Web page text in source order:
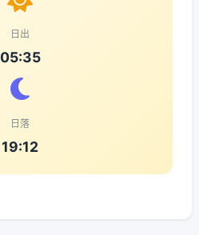
日出
05:35
日落
19:12